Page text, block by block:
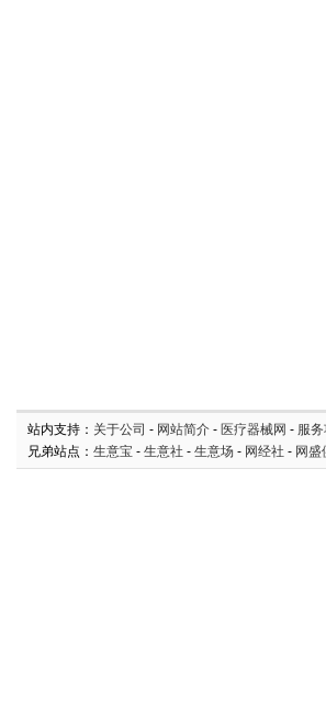
站内支持： 关于公司 - 网站简介 - 医疗器械网 - 服务
兄弟站点： 生意宝 - 生意社 - 生意场 - 网经社 - 网盛